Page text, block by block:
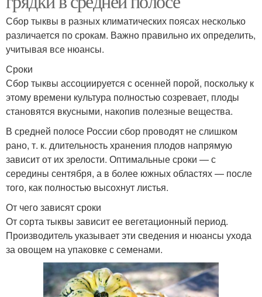
Сбор тыквы в разных климатических поясах несколько
различается по срокам. Важно правильно их определить,
учитывая все нюансы.
Сроки
Сбор тыквы ассоциируется с осенней порой, поскольку к
этому времени культура полностью созревает, плоды
становятся вкусными, накопив полезные вещества.
В средней полосе России сбор проводят не слишком
рано, т. к. длительность хранения плодов напрямую
зависит от их зрелости. Оптимальные сроки — с
середины сентября, а в более южных областях — после
того, как полностью высохнут листья.
От чего зависят сроки
От сорта тыквы зависит ее вегетационный период.
Производитель указывает эти сведения и нюансы ухода
за овощем на упаковке с семенами.